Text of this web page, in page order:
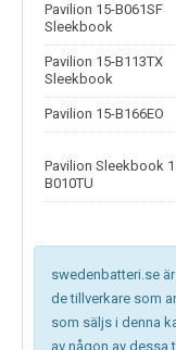
Pavilion 15-B061SF
Sleekbook
Pavilion 15-B113TX
Sleekbook
Pavilion 15-B166EO
Pavilion Sleekbook
B010TU
swedenbatteri.se
de tillverkare som
som säljs i denna
av någon av dessa